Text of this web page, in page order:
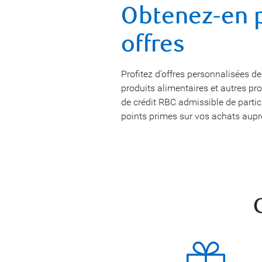
Obtenez-en
offres
Profitez d’offres personnalisées
produits alimentaires et autres
de crédit RBC admissible de
points primes sur vos achats